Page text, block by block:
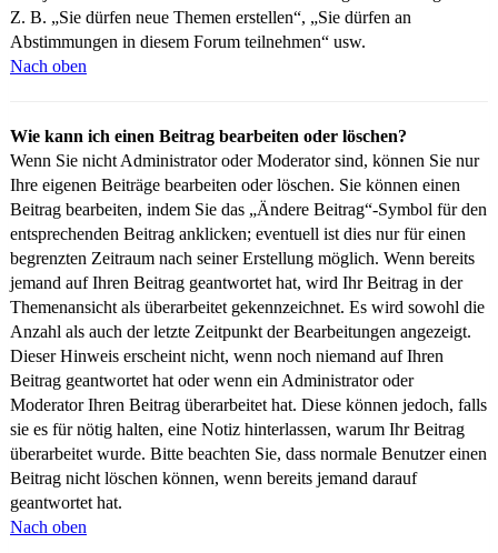
Z. B. „Sie dürfen neue Themen erstellen“, „Sie dürfen an
Abstimmungen in diesem Forum teilnehmen“ usw.
Nach oben
Wie kann ich einen Beitrag bearbeiten oder löschen?
Wenn Sie nicht Administrator oder Moderator sind, können Sie nur
Ihre eigenen Beiträge bearbeiten oder löschen. Sie können einen
Beitrag bearbeiten, indem Sie das „Ändere Beitrag“-Symbol für den
entsprechenden Beitrag anklicken; eventuell ist dies nur für einen
begrenzten Zeitraum nach seiner Erstellung möglich. Wenn bereits
jemand auf Ihren Beitrag geantwortet hat, wird Ihr Beitrag in der
Themenansicht als überarbeitet gekennzeichnet. Es wird sowohl die
Anzahl als auch der letzte Zeitpunkt der Bearbeitungen angezeigt.
Dieser Hinweis erscheint nicht, wenn noch niemand auf Ihren
Beitrag geantwortet hat oder wenn ein Administrator oder
Moderator Ihren Beitrag überarbeitet hat. Diese können jedoch, falls
sie es für nötig halten, eine Notiz hinterlassen, warum Ihr Beitrag
überarbeitet wurde. Bitte beachten Sie, dass normale Benutzer einen
Beitrag nicht löschen können, wenn bereits jemand darauf
geantwortet hat.
Nach oben